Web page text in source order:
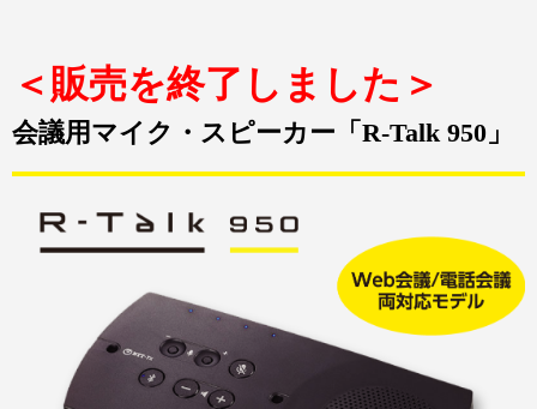
＜販売を終了しました＞
会議用マイク・スピーカー「R-Talk 950」